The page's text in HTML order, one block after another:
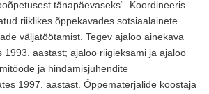
tänapäevaseks“. Koordineeris
riiklikes õppekavades sotsiaalainete
väljatöötamist. Tegev ajaloo ainekava
1993. aastast; ajaloo riigieksami ja ajaloo
ja hindamisjuhendite
1997. aastast. Õppematerjalide koostaja